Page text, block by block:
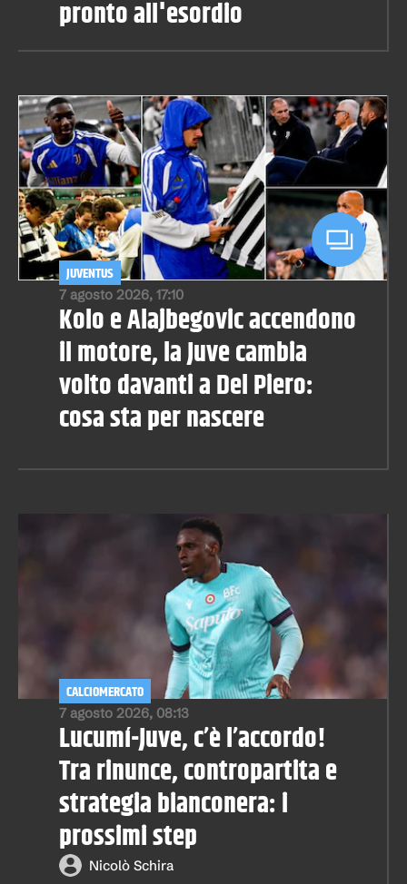
pronto all'esordio
7 agosto 2026, 17:10
JUVENTUS
Kolo e Alajbegovic accendono
il motore, la Juve cambia
volto davanti a Del Piero:
cosa sta per nascere
7 agosto 2026, 08:13
CALCIOMERCATO
Lucumí-Juve, c’è l’accordo!
Tra rinunce, contropartita e
strategia bianconera: i
prossimi step
Nicolò Schira